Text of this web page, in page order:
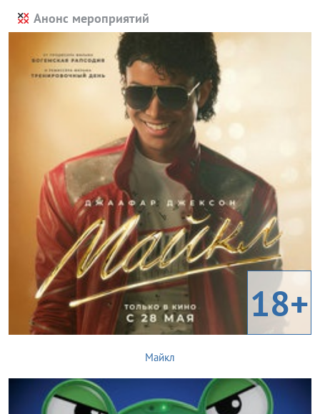
Анонс мероприятий
18+
Майкл